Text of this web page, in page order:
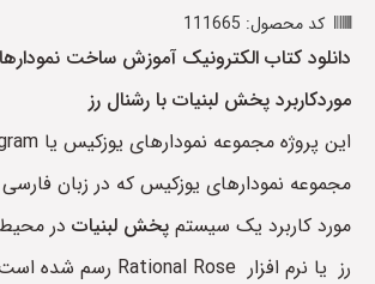
کد محصول: 111665
دانلود کتاب الکترونیک آموزش ساخت
موردکاربرد پخش لبنیات با رشنال رز
مجموعه نمودارهای یوزکیس که در زبان
مورد کاربرد یک سیستم پخش لبنیات در محیط
رز یا نرم افزار Rational Rose رسم شده است.